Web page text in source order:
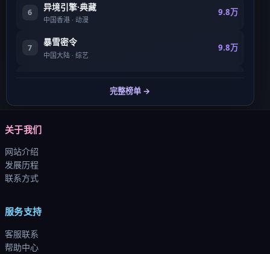
6
异境引擎·典藏
中国香港 ·动漫
9.8万
7
暴雪密令
中国大陆 ·综艺
9.8万
完整榜单 →
关于我们
网站介绍
发展历程
联系方式
服务支持
客服联系
帮助中心